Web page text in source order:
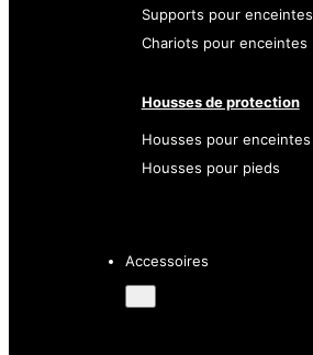
Supports pour enceintes
Chariots pour enceintes
Housses de protection
Housses pour enceintes
Housses pour pieds
Accessoires